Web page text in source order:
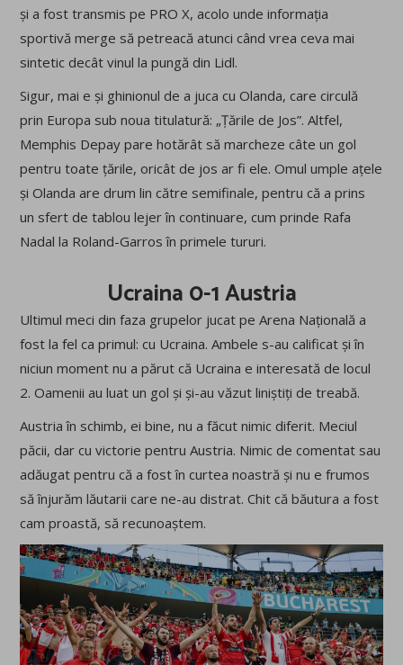
și a fost transmis pe PRO X, acolo unde informația
sportivă merge să petreacă atunci când vrea ceva mai
sintetic decât vinul la pungă din Lidl.
Sigur, mai e și ghinionul de a juca cu Olanda, care circulă
prin Europa sub noua titulatură: „Țările de Jos”. Altfel,
Memphis Depay pare hotărât să marcheze câte un gol
pentru toate țările, oricât de jos ar fi ele. Omul umple ațele
și Olanda are drum lin către semifinale, pentru că a prins
un sfert de tablou lejer în continuare, cum prinde Rafa
Nadal la Roland-Garros în primele tururi.
Ucraina 0-1 Austria
Ultimul meci din faza grupelor jucat pe Arena Națională a
fost la fel ca primul: cu Ucraina. Ambele s-au calificat și în
niciun moment nu a părut că Ucraina e interesată de locul
2. Oamenii au luat un gol și și-au văzut liniștiți de treabă.
Austria în schimb, ei bine, nu a făcut nimic diferit. Meciul
păcii, dar cu victorie pentru Austria. Nimic de comentat sau
adăugat pentru că a fost în curtea noastră și nu e frumos
să înjurăm lăutarii care ne-au distrat. Chit că băutura a fost
cam proastă, să recunoaștem.